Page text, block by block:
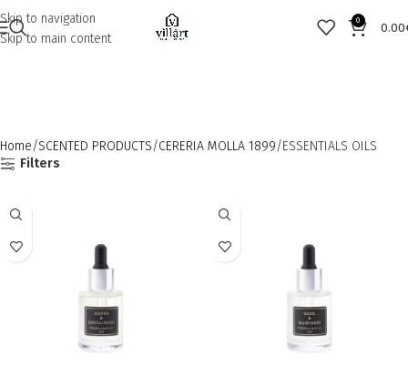
Skip to navigation
Skip to main content
0
0.00
Home SCENTED PRODUCTS CERERIA MOLLA 1899 ESSENTIALS OILS
Filters